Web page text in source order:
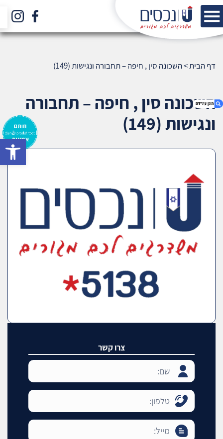
דף הבית>השכונה סין , חיפה – תחבורה ונגישות (149)
השכונה סין , חיפה – תחבורה
ונגישות (149)
צרו קשר